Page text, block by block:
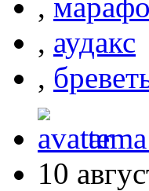
, аудакс
,
10